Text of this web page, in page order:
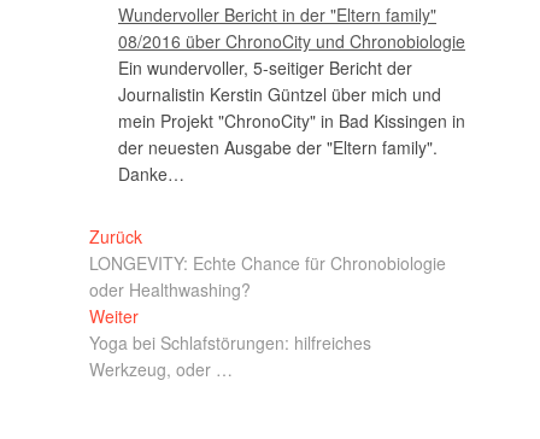
Wundervoller Bericht in der "Eltern family"
08/2016 über ChronoCity und Chronobiologie
Ein wundervoller, 5-seitiger Bericht der
Journalistin Kerstin Güntzel über mich und
mein Projekt "ChronoCity" in Bad Kissingen in
der neuesten Ausgabe der "Eltern family".
Danke…
Zurück
LONGEVITY: Echte Chance für Chronobiologie
oder Healthwashing?
Weiter
Yoga bei Schlafstörungen: hilfreiches
Werkzeug, oder …